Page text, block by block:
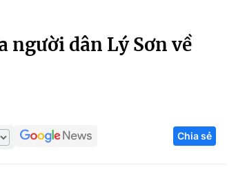
Infographic
sinh
Hitech Công nghệ
người dân Lý Sơn về
Chia sẻ